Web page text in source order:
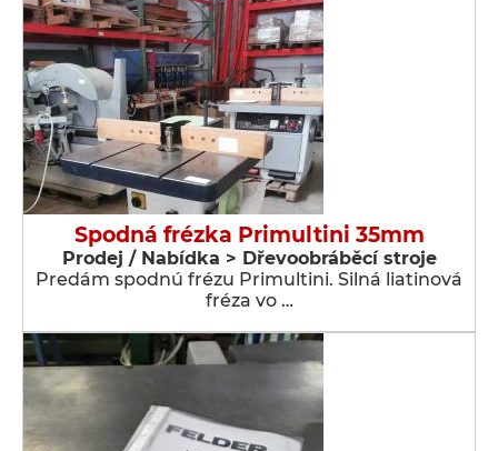
Spodná frézka Primultini 35mm
Prodej / Nabídka > Dřevoobráběcí stroje
Predám spodnú frézu Primultini. Silná liatinová
fréza vo …